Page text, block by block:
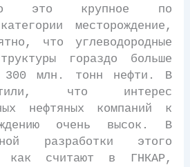
это крупное по
месторождение,
что углеводородные
гораздо больше
300 млн. тонн нефти. В
что интерес
нефтяных компаний к
очень высок. В
разработки этого
как считают в ГНКАР,